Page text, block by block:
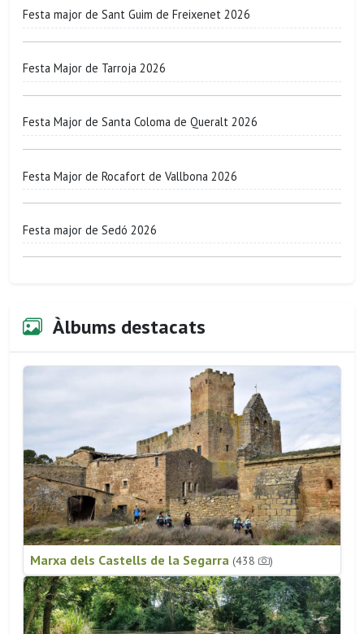
Festa major de Sant Guim de Freixenet 2026
Festa Major de Tarroja 2026
Festa Major de Santa Coloma de Queralt 2026
Festa Major de Rocafort de Vallbona 2026
Festa major de Sedó 2026
Àlbums destacats
Marxa dels Castells de la Segarra (438 )